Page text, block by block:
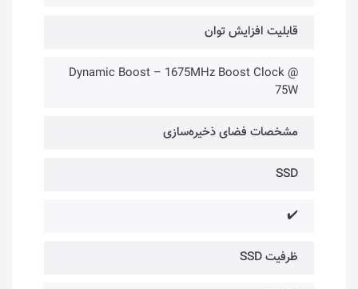
قابلیت افزایش توان
Dynamic Boost – 1675MHz Boost Clock @
75W
مشخصات فضای ذخیره‌سازی
SSD
✔️
ظرفیت SSD